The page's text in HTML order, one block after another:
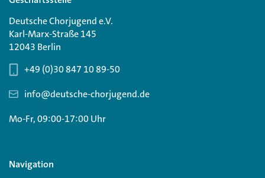
Deutsche Chorjugend e.V.
Karl-Marx-Straße 145
12043 Berlin
+49 (0)30 847 10 89-50
info@deutsche-chorjugend.de
Mo-Fr, 09:00-17:00 Uhr
Navigation